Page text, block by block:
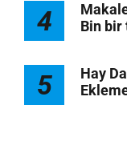
4
Bin bir
5
Hay